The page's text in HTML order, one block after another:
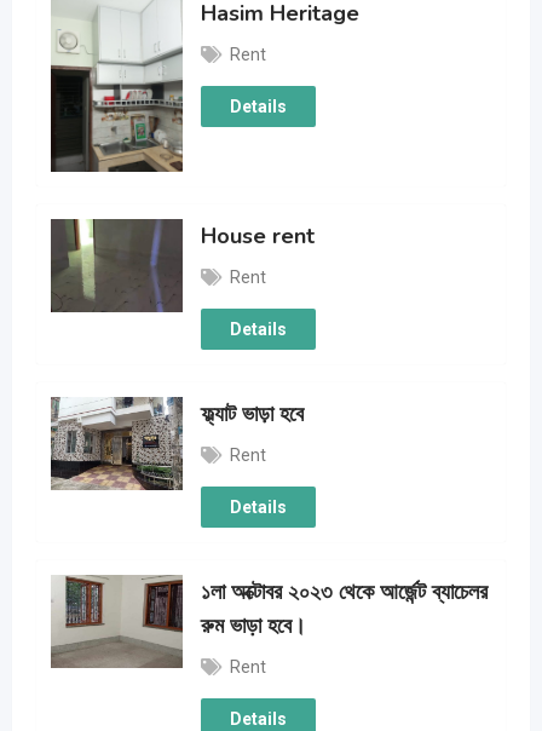
Hasim Heritage
Rent
Details
House rent
Rent
Details
ফ্ল্যাট ভাড়া হবে
Rent
Details
১লা অক্টোবর ২০২৩ থেকে আর্জেন্ট ব্যাচেলর
রুম ভাড়া হবে।
Rent
Details